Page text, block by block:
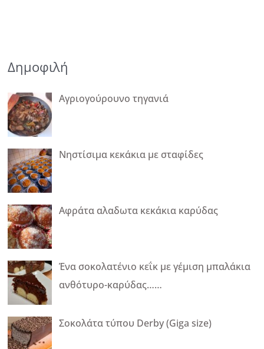
Δημοφιλή
Αγριογούρουνο τηγανιά
Νηστίσιμα κεκάκια με σταφίδες
Αφράτα αλαδωτα κεκάκια καρύδας
Ένα σοκολατένιο κεΐκ με γέμιση μπαλάκια
ανθότυρο-καρύδας……
Σοκολάτα τύπου Derby (Giga size)